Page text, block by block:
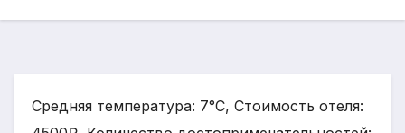
Средняя температура: 7°C, Стоимость отеля: